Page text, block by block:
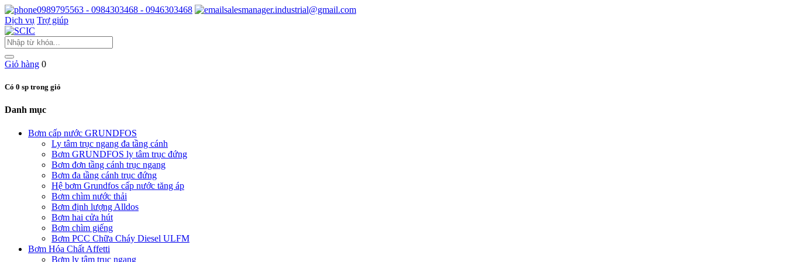
0989795563 - 0984303468 - 0946303468
salesmanager.industrial@gmail.com
Dịch vụ Trợ giúp
Giỏ hàng 0
Có 0 sp trong giỏ
Danh mục
Bơm cấp nước GRUNDFOS
Ly tâm trục ngang đa tầng cánh
Bơm GRUNDFOS ly tâm trục đứng
Bơm đơn tầng cánh trục ngang
Bơm đa tầng cánh trục đứng
Hệ bơm Grundfos cấp nước tăng áp
Bơm chìm nước thải
Bơm định lượng Alldos
Bơm hai cửa hút
Bơm chìm giếng
Bơm PCC Chữa Cháy Diesel ULFM
Bơm Hóa Chất Affetti
Bơm ly tâm trục ngang